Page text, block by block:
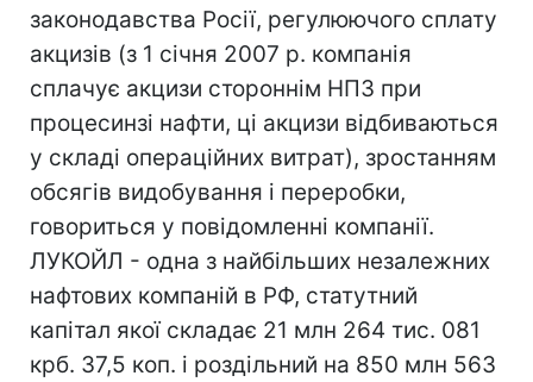
законодавства Росії, регулюючого сплату
акцизів (з 1 січня 2007 р. компанія
сплачує акцизи стороннім НПЗ при
процесинзі нафти, ці акцизи відбиваються
у складі операційних витрат), зростанням
обсягів видобування і переробки,
говориться у повідомленні компанії.
ЛУКОЙЛ - одна з найбільших незалежних
нафтових компаній в РФ, статутний
капітал якої складає 21 млн 264 тис. 081
крб. 37,5 коп. і роздільний на 850 млн 563